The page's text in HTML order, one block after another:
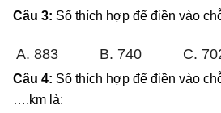
Câu 3: Số thích hợp để điền vào
A. 883 B. 740 C.
Câu 4: Số thích hợp để điền vào
….km là: